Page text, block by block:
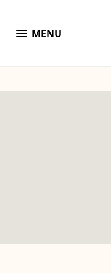
menu MENU